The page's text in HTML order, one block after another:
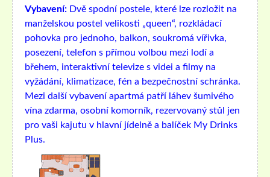
Vybavení: Dvě spodní postele, které lze rozložit na
manželskou postel velikosti „queen“, rozkládací
pohovka pro jednoho, balkon, soukromá vířivka,
posezení, telefon s přímou volbou mezi lodí a
břehem, interaktivní televize s videi a filmy na
vyžádání, klimatizace, fén a bezpečnostní schránka.
Mezi další vybavení apartmá patří láhev šumivého
vína zdarma, osobní komorník, rezervovaný stůl jen
pro vaši kajutu v hlavní jídelně a balíček My Drinks
Plus.